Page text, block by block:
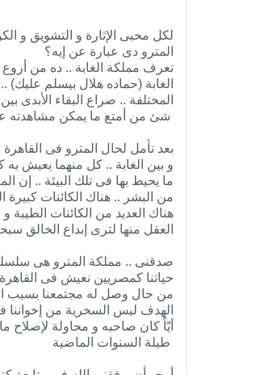
لكل محبى الإثارة و التشويق و
المترو دى عبارة عن إيه؟
تعرف مملكة الغابة .. ده من أروع
الغابة (حماده هلال بيسلم
المختلفة .. صراع البقاء الأبدى
شئ من أمتع ما يمكن مشاهدته
بعد تأمل لحال المترو فى
و بين الغابة .. كل منهما يعيش
ما يحيط بها فى تلك البيئة .. إن
من البشر .. هناك الكائنات كبيرة
هناك العديد من الكائنات الطيبة
العقل منها لترى إبداع الخالق
صدقنى .. مملكة المترو هى سلسلة
حياتنا كمصريين نعيش فى القاهرة
من حال وصل له مجتمعنا بسبب
الهدف ليس السخرية من
أيّاً كان صاحبه و محاولة لإصلاح